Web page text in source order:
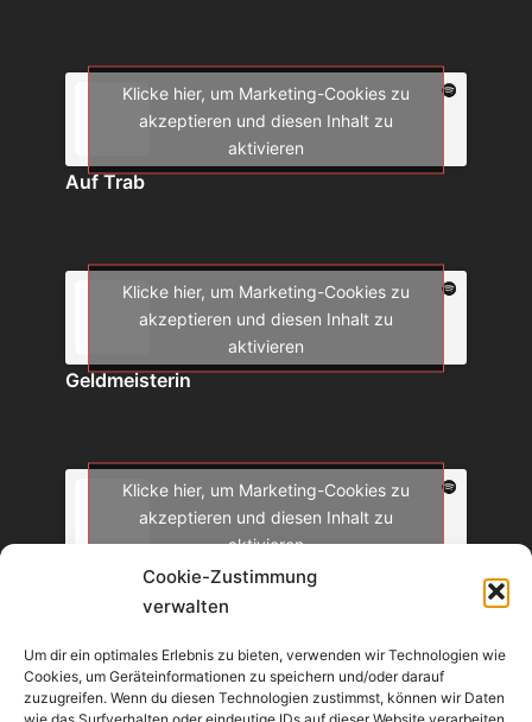
Cookie-Zustimmung
verwalten
Um dir ein optimales Erlebnis zu bieten, verwenden wir Technologien wie
Cookies, um Geräteinformationen zu speichern und/oder darauf
zuzugreifen. Wenn du diesen Technologien zustimmst, können wir Daten
Klicke hier, um Marketing-Cookies zu
akzeptieren und diesen Inhalt zu
aktivieren
Auf Trab
Klicke hier, um Marketing-Cookies zu
akzeptieren und diesen Inhalt zu
aktivieren
Geldmeisterin
Klicke hier, um Marketing-Cookies zu
akzeptieren und diesen Inhalt zu
aktivieren
Die Börsenminute